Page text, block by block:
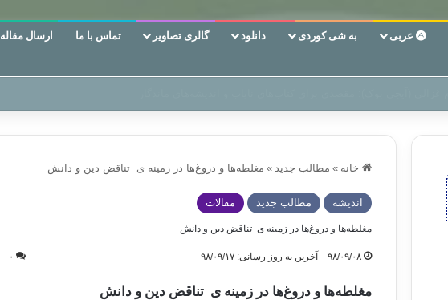
عربی به شی کوردی دانلود گالری تصاویر تماس با ما ارسال مقاله
خانه » مطالب جدید » مغلطه‌ها و دروغ‌ها در زمینه ی تناقض دین و دانش
اندیشه مطالب جدید مقالات
مغلطه‌ها و دروغ‌ها در زمینه ی تناقض دین و دانش
۹۸/۰۹/۰۸ آخرین به روز رسانی: ۹۸/۰۹/۱۷ ۰
مغلطه‌ها و دروغ‌ها در زمینه ی تناقض دین و دانش